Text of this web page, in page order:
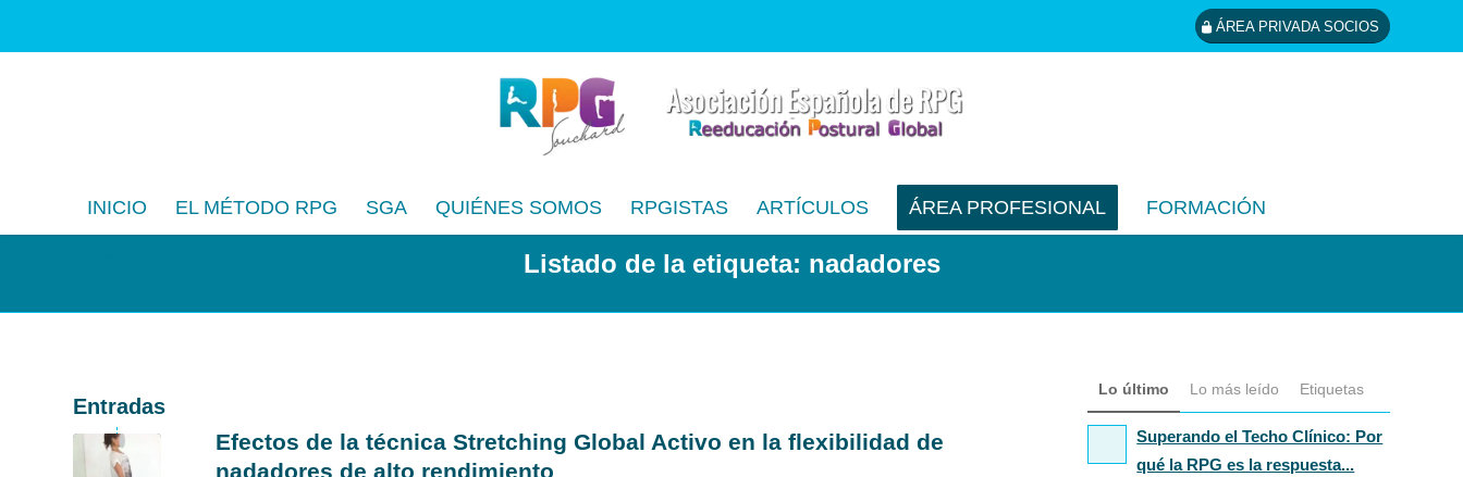
ÁREA PRIVADA SOCIOS
INICIO EL MÉTODO RPG SGA QUIÉNES SOMOS RPGISTAS ARTÍCULOS ÁREA PROFESIONAL FORMACIÓN
Listado de la etiqueta: nadadores
Entradas
Efectos de la técnica Stretching Global Activo en la flexibilidad de
nadadores de alto rendimiento
Lo último Lo más leído Etiquetas
Superando el Techo Clínico: Por
qué la RPG es la respuesta...